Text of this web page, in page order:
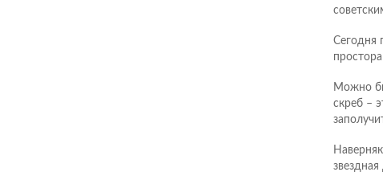
Сегодня
Можно
скреб –